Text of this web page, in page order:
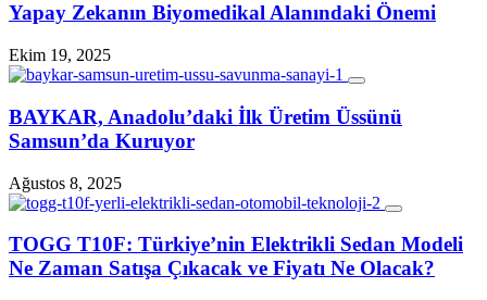
Yapay Zekanın Biyomedikal Alanındaki Önemi
Ekim 19, 2025
BAYKAR, Anadolu’daki İlk Üretim Üssünü
Samsun’da Kuruyor
Ağustos 8, 2025
TOGG T10F: Türkiye’nin Elektrikli Sedan Modeli
Ne Zaman Satışa Çıkacak ve Fiyatı Ne Olacak?